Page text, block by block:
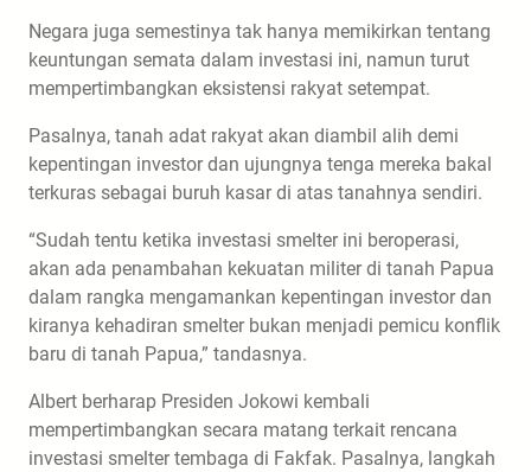
Negara juga semestinya tak hanya memikirkan tentang
keuntungan semata dalam investasi ini, namun turut
mempertimbangkan eksistensi rakyat setempat.
Pasalnya, tanah adat rakyat akan diambil alih demi
kepentingan investor dan ujungnya tenga mereka bakal
terkuras sebagai buruh kasar di atas tanahnya sendiri.
“Sudah tentu ketika investasi smelter ini beroperasi,
akan ada penambahan kekuatan militer di tanah Papua
dalam rangka mengamankan kepentingan investor dan
kiranya kehadiran smelter bukan menjadi pemicu konflik
baru di tanah Papua,” tandasnya.
Albert berharap Presiden Jokowi kembali
mempertimbangkan secara matang terkait rencana
investasi smelter tembaga di Fakfak. Pasalnya, langkah